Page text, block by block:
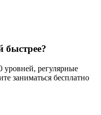
быстрее?
уровней, регулярные
заниматься бесплатно